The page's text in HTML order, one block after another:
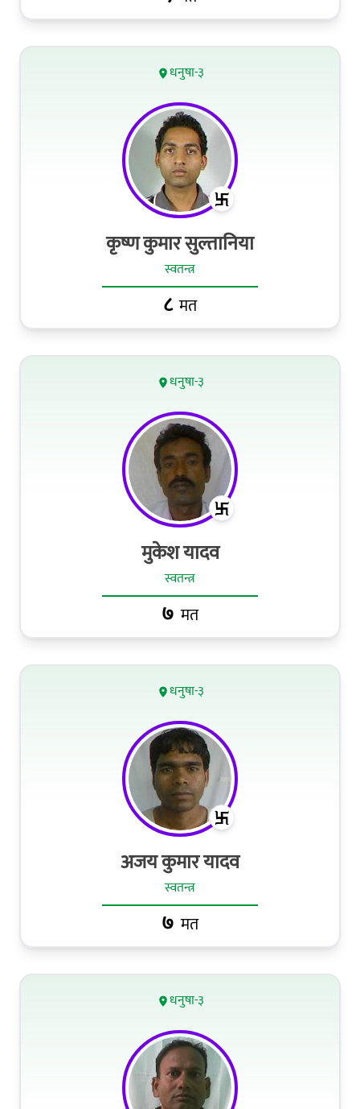
धनुषा-३
कृष्ण कुमार सुल्तानिया
स्वतन्त्र
८ मत
धनुषा-३
मुकेश यादव
स्वतन्त्र
७ मत
धनुषा-३
अजय कुमार यादव
स्वतन्त्र
७ मत
धनुषा-३